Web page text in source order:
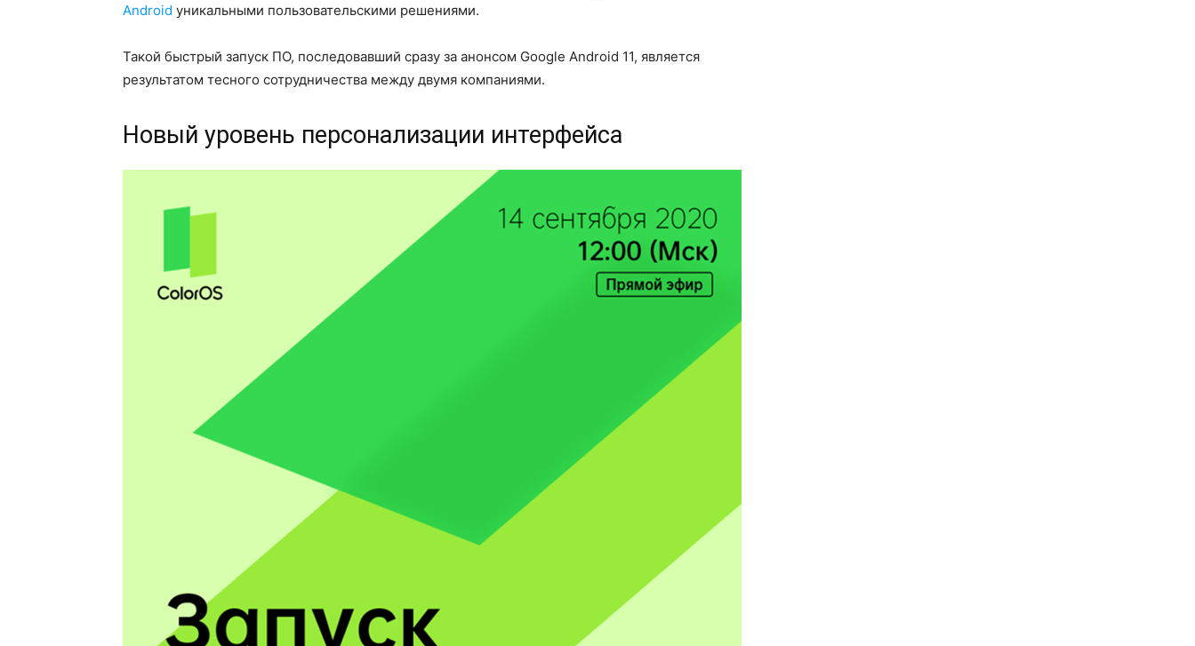
Android уникальными пользовательскими решениями.
Такой быстрый запуск ПО, последовавший сразу за анонсом Google Android 11, является
результатом тесного сотрудничества между двумя компаниями.
Новый уровень персонализации интерфейса